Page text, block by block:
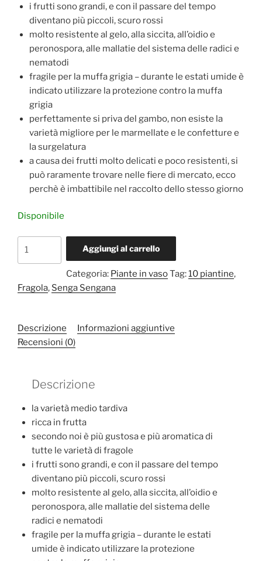
i frutti sono grandi, e con il passare del tempo
diventano più piccoli, scuro rossi
molto resistente al gelo, alla siccita, all’oidio e
peronospora, alle mallatie del sistema delle radici e
nematodi
fragile per la muffa grigia – durante le estati umide è
indicato utilizzare la protezione contro la muffa
grigia
perfettamente si priva del gambo, non esiste la
varietà migliore per le marmellate e le confetture e
la surgelatura
a causa dei frutti molto delicati e poco resistenti, si
può raramente trovare nelle fiere di mercato, ecco
perchè è imbattibile nel raccolto dello stesso giorno
Disponibile
10
Aggiungi al carrello
Categoria: Piante in vasoTag:10 piantine,
Fragola, Senga Sengana
Descrizione
Informazioni aggiuntive
Recensioni (0)
Descrizione
la varietà medio tardiva
ricca in frutta
secondo noi è più gustosa e più aromatica di
tutte le varietà di fragole
i frutti sono grandi, e con il passare del tempo
diventano più piccoli, scuro rossi
molto resistente al gelo, alla siccita, all’oidio e
peronospora, alle mallatie del sistema delle
radici e nematodi
fragile per la muffa grigia – durante le estati
umide è indicato utilizzare la protezione